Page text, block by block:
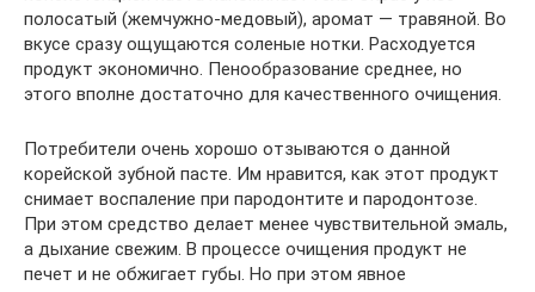
полосатый (жемчужно-медовый), аромат — травяной. Во
вкусе сразу ощущаются соленые нотки. Расходуется
продукт экономично. Пенообразование среднее, но
этого вполне достаточно для качественного очищения.
Потребители очень хорошо отзываются о данной
корейской зубной пасте. Им нравится, как этот продукт
снимает воспаление при пародонтите и пародонтозе.
При этом средство делает менее чувствительной эмаль,
а дыхание свежим. В процессе очищения продукт не
печет и не обжигает губы. Но при этом явное